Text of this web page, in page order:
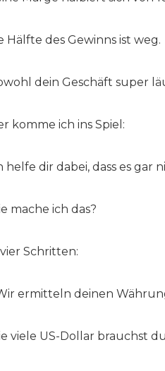
Hälfte des Gewinns ist weg.
dein Geschäft super
komme ich ins Spiel:
helfe dir dabei, dass es gar
mache ich das?
Schritten:
ermitteln deinen
viele US-Dollar brauchst